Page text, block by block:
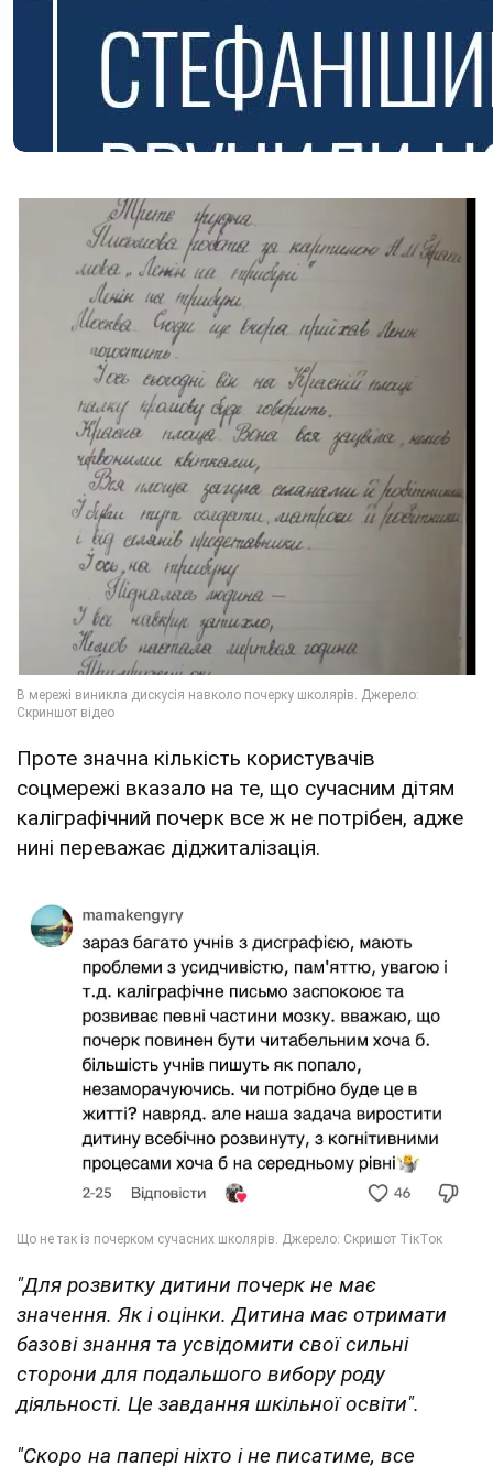
Проте значна кількість користувачів
соцмережі вказало на те, що сучасним дітям
каліграфічний почерк все ж не потрібен, адже
нині переважає діджиталізація.
"Для розвитку дитини почерк не має
значення. Як і оцінки. Дитина має отримати
базові знання та усвідомити свої сильні
сторони для подальшого вибору роду
діяльності. Це завдання шкільної освіти".
"Скоро на папері ніхто і не писатиме, все